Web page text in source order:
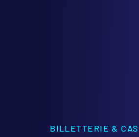
BILLETTERIE &